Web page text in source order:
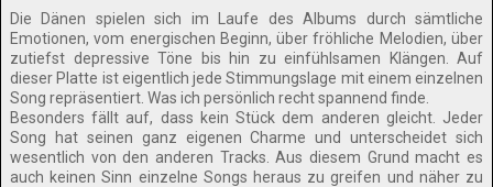
Die Dänen spielen sich im Laufe des Albums durch sämtliche
Emotionen, vom energischen Beginn, über fröhliche Melodien, über
zutiefst depressive Töne bis hin zu einfühlsamen Klängen. Auf
dieser Platte ist eigentlich jede Stimmungslage mit einem einzelnen
Song repräsentiert. Was ich persönlich recht spannend finde.
Besonders fällt auf, dass kein Stück dem anderen gleicht. Jeder
Song hat seinen ganz eigenen Charme und unterscheidet sich
wesentlich von den anderen Tracks. Aus diesem Grund macht es
auch keinen Sinn einzelne Songs heraus zu greifen und näher zu